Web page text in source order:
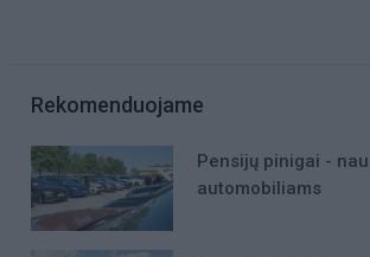
Rekomenduojame
Pensijų pinigai -
automobiliams